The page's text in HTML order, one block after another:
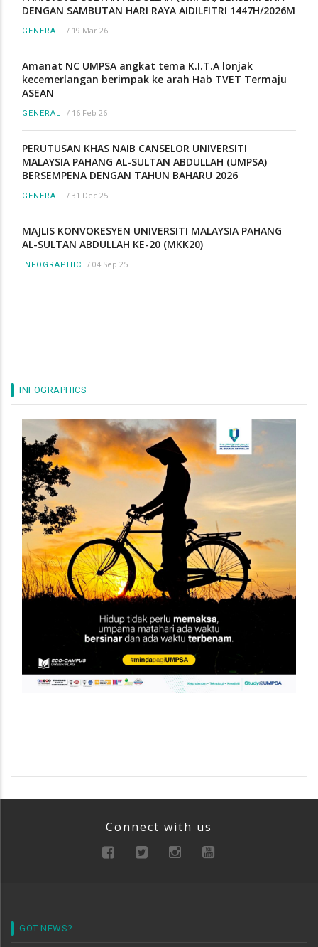
DENGAN SAMBUTAN HARI RAYA AIDILFITRI 1447H/2026M
GENERAL / 19 Mar 26
Amanat NC UMPSA angkat tema K.I.T.A lonjak
kecemerlangan berimpak ke arah Hab TVET Termaju
ASEAN
GENERAL / 16 Feb 26
PERUTUSAN KHAS NAIB CANSELOR UNIVERSITI
MALAYSIA PAHANG AL-SULTAN ABDULLAH (UMPSA)
BERSEMPENA DENGAN TAHUN BAHARU 2026
GENERAL / 31 Dec 25
MAJLIS KONVOKESYEN UNIVERSITI MALAYSIA PAHANG
AL-SULTAN ABDULLAH KE-20 (MKK20)
INFOGRAPHIC / 04 Sep 25
INFOGRAPHICS
Connect with us
GOT NEWS?